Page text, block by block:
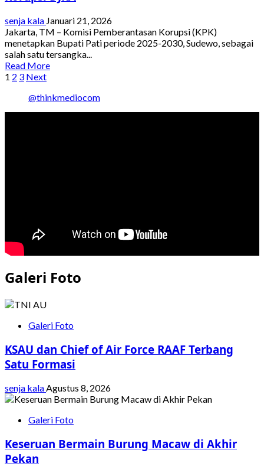
Negara
Rp5
Triliun
senja kala Januari 21, 2026
Jakarta, TM – Komisi Pemberantasan Korupsi (KPK)
menetapkan Bupati Pati periode 2025-2030, Sudewo, sebagai
salah satu tersangka...
Read MoreRead
KPK
Tetapkan
DJKA
Paginasi
pos
1 2 3 Next
@thinkmediocom
Galeri Foto
Galeri Foto
KSAU dan Chief of Air Force RAAF Terbang
Satu Formasi
senja kalaAgustus 8, 2026
Galeri Foto
Keseruan Bermain Burung Macaw di Akhir
Pekan